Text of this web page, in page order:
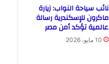
نائب سياحة النواب: زيارة
ماكرون للإسكندرية رسالة
عالمية تؤكد أمن مصر
10 مايو، 2026